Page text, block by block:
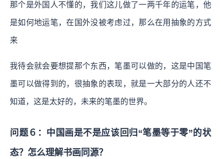
那个是外国人不懂的，我们这儿做了一两千年的运笔，他
是如何地运笔，在国外没被考虑过，那么在用抽象的方式
来
我待会就会要想提那个东西，笔墨可以做的，这是中国笔
墨可以做得到的，很抽象的表现，就是一大部分的人还不
知道，这是太好的，未来的笔墨的世界。
问题６：中国画是不是应该回归“笔墨等于零”的状
态？怎么理解书画同源？